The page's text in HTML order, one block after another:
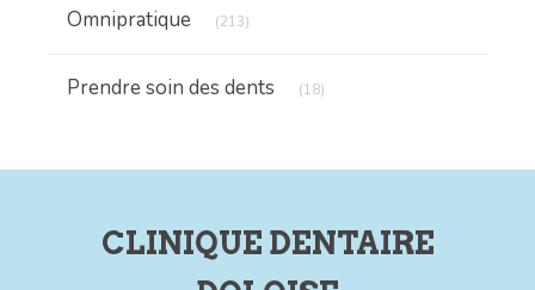
Omnipratique (213)
Prendre soin des dents (18)
CLINIQUE DENTAIRE